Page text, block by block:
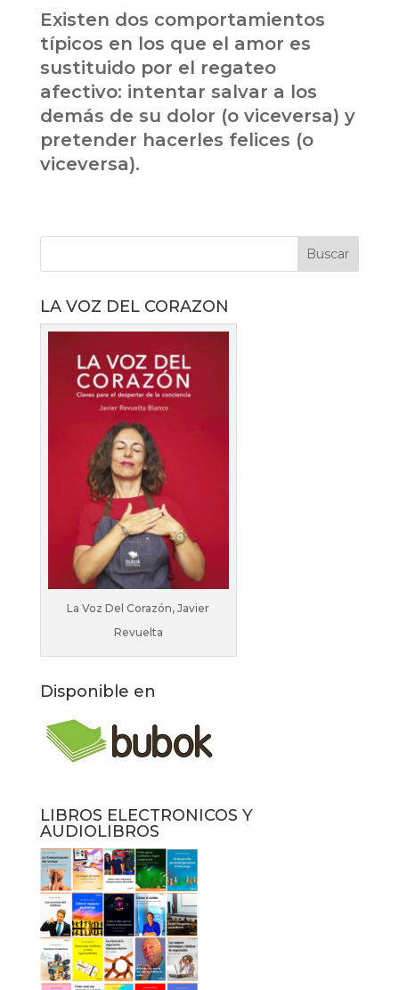
Existen dos comportamientos
típicos en los que el amor es
sustituido por el regateo
afectivo: intentar salvar a los
demás de su dolor (o viceversa) y
pretender hacerles felices (o
viceversa).
LA VOZ DEL CORAZON
La Voz Del Corazón, Javier
Revuelta
Disponible en
LIBROS ELECTRONICOS Y
AUDIOLIBROS